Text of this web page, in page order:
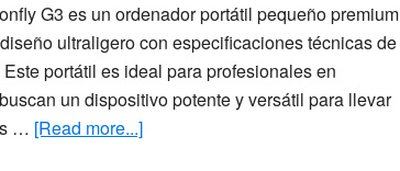
G3 es un ordenador portátil pequeño premium
ultraligero con especificaciones técnicas de
portátil es ideal para profesionales en
un dispositivo potente y versátil para llevar
… [Read more...]about